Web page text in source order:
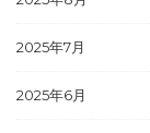
2025年7月
2025年6月